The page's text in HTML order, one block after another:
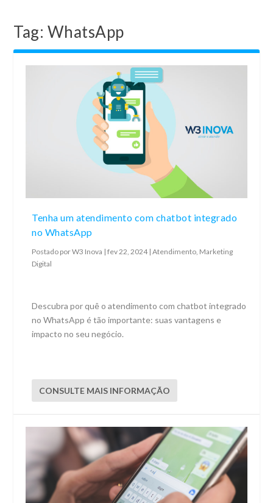
Tag: WhatsApp
Tenha um atendimento com chatbot integrado
no WhatsApp
Postado porW3 Inova |fev 22, 2024|Atendimento Marketing
Digital
Descubra por quê o atendimento com chatbot integrado
no WhatsApp é tão importante: suas vantagens e
impacto no seu negócio.
CONSULTE MAIS INFORMAÇÃO